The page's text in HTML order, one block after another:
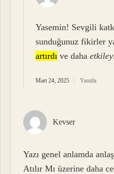
Yasemin! Sevgili
sunduğunuz fikirler
artırdı ve daha
Mart 24, 2025 Yanıtla
Kevser
Yazı genel anlamda
Atılır Mı üzerine daha